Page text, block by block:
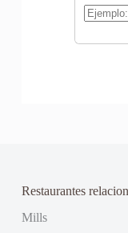
Restaurantes
Mills